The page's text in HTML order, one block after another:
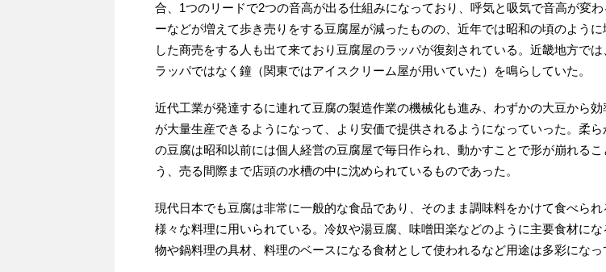
合、1つのリードで2つの音高が出る仕組みになっており、呼気と吸気で音高が変
ーなどが増えて歩き売りをする豆腐屋が減ったものの、近年では昭和の頃のよう
した商売をする人も出て来ており豆腐屋のラッパが復刻されている。近畿地方では
ラッパではなく鐘（関東ではアイスクリーム屋が用いていた）を鳴らしていた。
近代工業が発達するに連れて豆腐の製造作業の機械化も進み、わずかの大豆から
が大量生産できるようになって、より安価で提供されるようになっていった。柔
の豆腐は昭和以前には個人経営の豆腐屋で毎日作られ、動かすことで形が崩れるこ
う、売る間際まで店頭の水槽の中に沈められているものであった。
現代日本でも豆腐は非常に一般的な食品であり、そのまま調味料をかけて食べられ
様々な料理に用いられている。冷奴や湯豆腐、味噌田楽などのように主要食材に
物や鍋料理の具材、料理のベースになる食材として使われるなど用途は多彩になっ